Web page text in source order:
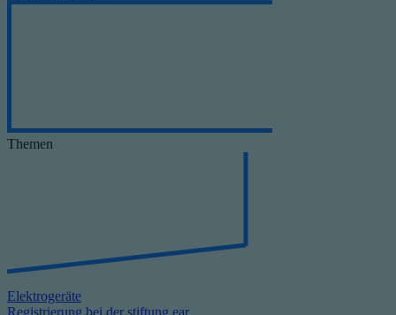
Themen
Elektrogeräte
Registrierung bei der stiftung ear